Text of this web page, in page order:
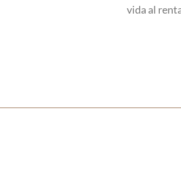
vida al